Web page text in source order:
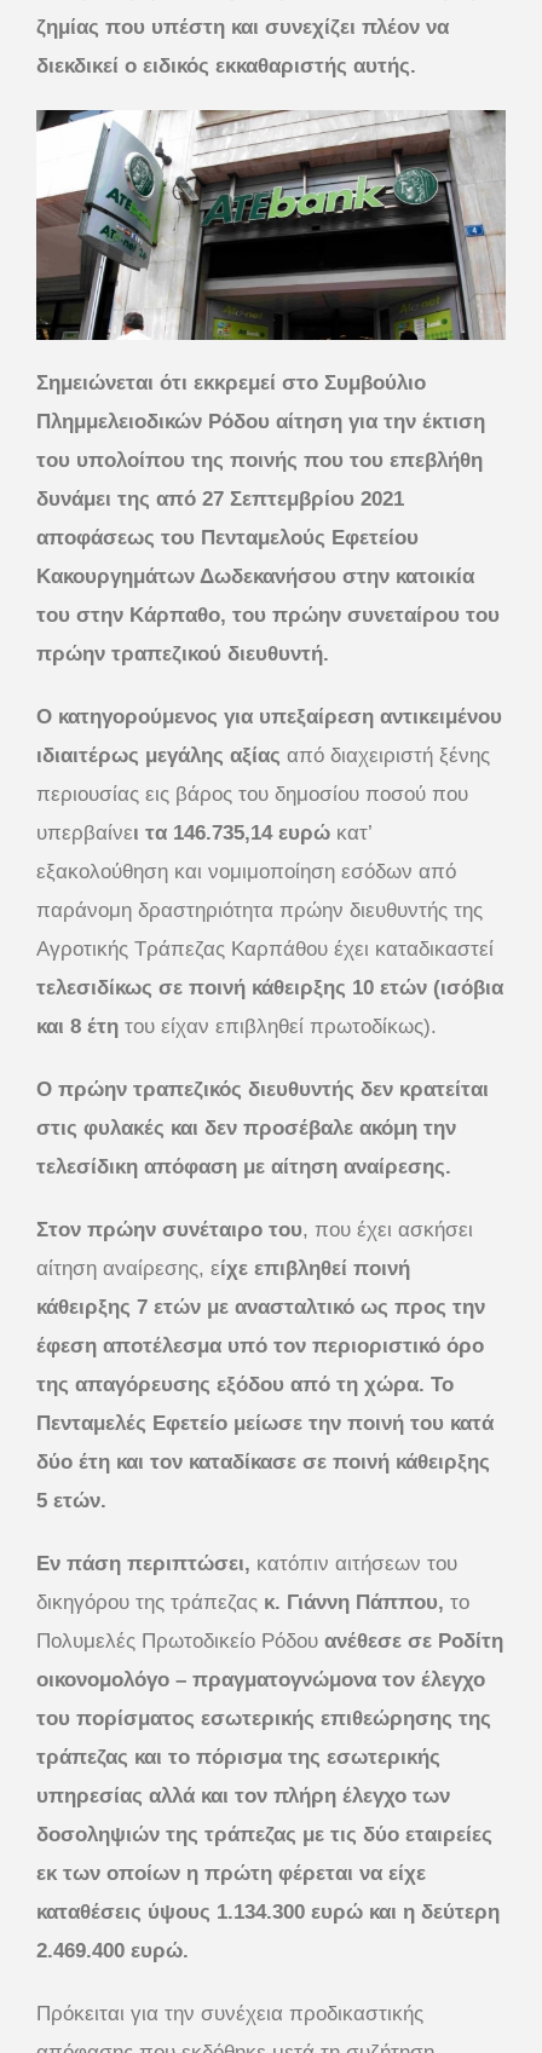
ζημίας που υπέστη και συνεχίζει πλέον να
διεκδικεί ο ειδικός εκκαθαριστής αυτής.
Σημειώνεται ότι εκκρεμεί στο Συμβούλιο
Πλημμελειοδικών Ρόδου αίτηση για την έκτιση
του υπολοίπου της ποινής που του επεβλήθη
δυνάμει της από 27 Σεπτεμβρίου 2021
αποφάσεως του Πενταμελούς Εφετείου
Κακουργημάτων Δωδεκανήσου στην κατοικία
του στην Κάρπαθο, του πρώην συνεταίρου του
πρώην τραπεζικού διευθυντή.
Ο κατηγορούμενος για υπεξαίρεση αντικειμένου
ιδιαιτέρως μεγάλης αξίας από διαχειριστή ξένης
περιουσίας εις βάρος του δημοσίου ποσού που
υπερβαίνει τα 146.735,14 ευρώ κατ’
εξακολούθηση και νομιμοποίηση εσόδων από
παράνομη δραστηριότητα πρώην διευθυντής της
Αγροτικής Τράπεζας Καρπάθου έχει καταδικαστεί
τελεσιδίκως σε ποινή κάθειρξης 10 ετών (ισόβια
και 8 έτη του είχαν επιβληθεί πρωτοδίκως).
Ο πρώην τραπεζικός διευθυντής δεν κρατείται
στις φυλακές και δεν προσέβαλε ακόμη την
τελεσίδικη απόφαση με αίτηση αναίρεσης.
Στον πρώην συνέταιρο του, που έχει ασκήσει
αίτηση αναίρεσης, είχε επιβληθεί ποινή
κάθειρξης 7 ετών με ανασταλτικό ως προς την
έφεση αποτέλεσμα υπό τον περιοριστικό όρο
της απαγόρευσης εξόδου από τη χώρα. Το
Πενταμελές Εφετείο μείωσε την ποινή του κατά
δύο έτη και τον καταδίκασε σε ποινή κάθειρξης
5 ετών.
Εν πάση περιπτώσει, κατόπιν αιτήσεων του
δικηγόρου της τράπεζας κ. Γιάννη Πάππου, το
Πολυμελές Πρωτοδικείο Ρόδου ανέθεσε σε Ροδίτη
οικονομολόγο – πραγματογνώμονα τον έλεγχο
του πορίσματος εσωτερικής επιθεώρησης της
τράπεζας και το πόρισμα της εσωτερικής
υπηρεσίας αλλά και τον πλήρη έλεγχο των
δοσοληψιών της τράπεζας με τις δύο εταιρείες
εκ των οποίων η πρώτη φέρεται να είχε
καταθέσεις ύψους 1.134.300 ευρώ και η δεύτερη
2.469.400 ευρώ.
Πρόκειται για την συνέχεια προδικαστικής